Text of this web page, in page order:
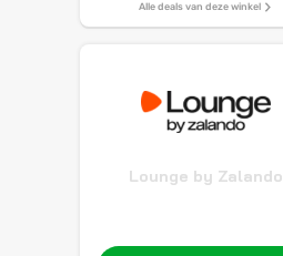
Alle deals van deze winkel
Lounge by Zalando